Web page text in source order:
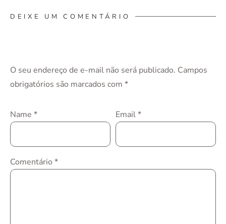
DEIXE UM COMENTÁRIO
O seu endereço de e-mail não será publicado. Campos
obrigatórios são marcados com *
Name * Email*
Comentário *